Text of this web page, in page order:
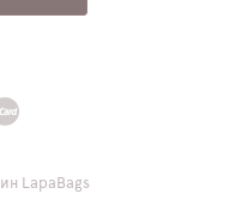
LapaBags